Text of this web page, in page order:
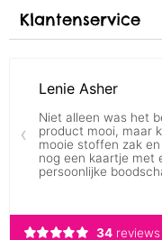
Klantenservice